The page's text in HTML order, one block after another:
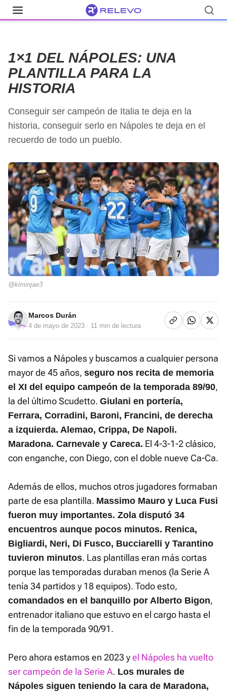
1×1 DEL NÁPOLES: UNA
PLANTILLA PARA LA
HISTORIA
Conseguir ser campeón de Italia te deja en la
historia, conseguir serlo en Nápoles te deja en el
recuerdo de todo un pueblo.
@kiminjae3
Marcos Durán
4 de mayo de 2023 · 11 min de lectura
Si vamos a Nápoles y buscamos a cualquier persona
mayor de 45 años, seguro nos recita de memoria
el XI del equipo campeón de la temporada 89/90,
la del último Scudetto. Giulani en portería,
Ferrara, Corradini, Baroni, Francini, de derecha
a izquierda. Alemao, Crippa, De Napoli.
Maradona. Carnevale y Careca. El 4-3-1-2 clásico,
con enganche, con Diego, con el doble nueve Ca-Ca.
Además de ellos, muchos otros jugadores formaban
parte de esa plantilla. Massimo Mauro y Luca Fusi
fueron muy importantes. Zola disputó 34
encuentros aunque pocos minutos. Renica,
Bigliardi, Neri, Di Fusco, Bucciarelli y Tarantino
tuvieron minutos. Las plantillas eran más cortas
porque las temporadas duraban menos (la Serie A
tenía 34 partidos y 18 equipos). Todo esto,
comandados en el banquillo por Alberto Bigon,
entrenador italiano que estuvo en el cargo hasta el
fin de la temporada 90/91.
Pero ahora estamos en 2023 yel Nápoles ha vuelto
ser campeón de la Serie A. Los murales de
Nápoles siguen teniendo la cara de Maradona,
Luciano Spalletti Alex Meret Giovanni Di Lorenzo Kim Min-